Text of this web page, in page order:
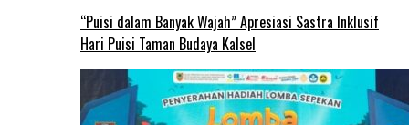
“Puisi dalam Banyak Wajah” Apresiasi Sastra Inklusif
Hari Puisi Taman Budaya Kalsel